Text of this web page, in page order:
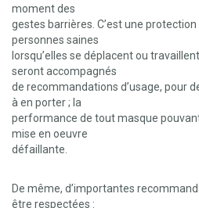
moment des
gestes barrières. C’est une
personnes saines
lorsqu’elles se déplacent ou
seront accompagnés
de recommandations d’usage, pour
à en porter ; la
performance de tout masque
mise en oeuvre
défaillante.
De même, d’importantes
être respectées :